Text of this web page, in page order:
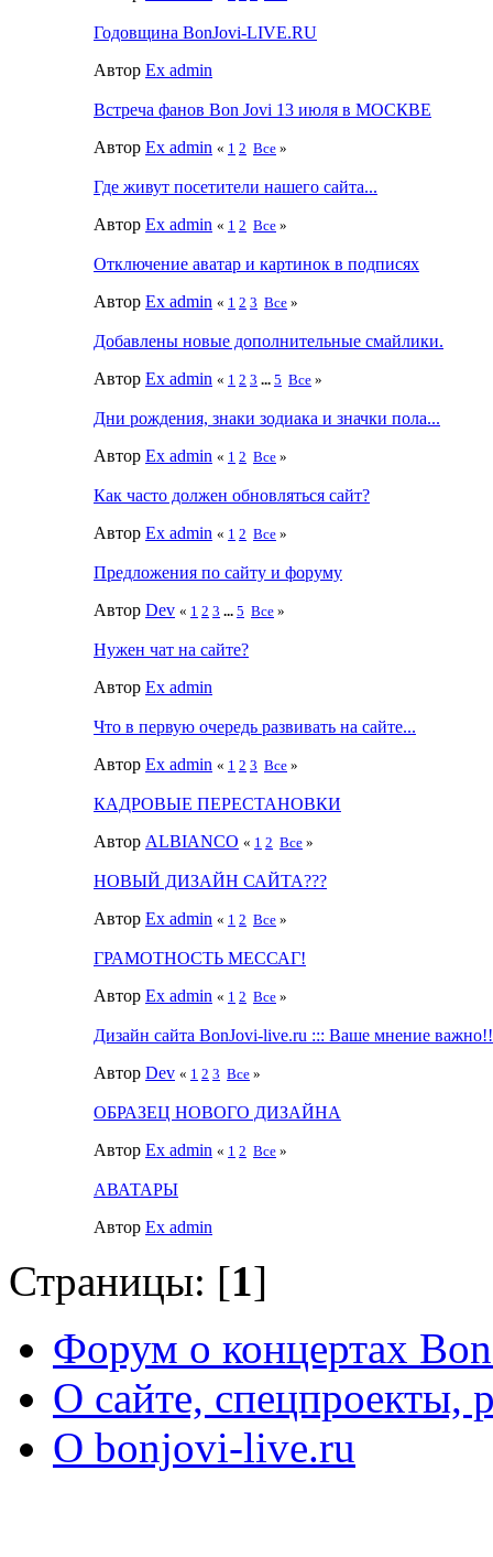
Годовщина BonJovi-LIVE.RU
Автор Ex admin
Встреча фанов Bon Jovi 13 июля в МОСКВЕ
Автор Ex admin « 1 2 Все »
Где живут посетители нашего сайта...
Автор Ex admin « 1 2 Все »
Отключение аватар и картинок в подписях
Автор Ex admin « 1 2 3 Все »
Добавлены новые дополнительные смайлики.
Автор Ex admin « 1 2 3 ... 5 Все »
Дни рождения, знаки зодиака и значки пола...
Автор Ex admin « 1 2 Все »
Как часто должен обновляться сайт?
Автор Ex admin « 1 2 Все »
Предложения по сайту и форуму
Автор Dev « 1 2 3 ... 5 Все »
Нужен чат на сайте?
Автор Ex admin
Что в первую очередь развивать на сайте...
Автор Ex admin « 1 2 3 Все »
КАДРОВЫЕ ПЕРЕСТАНОВКИ
Автор ALBIANCO « 1 2 Все »
НОВЫЙ ДИЗАЙН САЙТА???
Автор Ex admin « 1 2 Все »
ГРАМОТНОСТЬ МЕССАГ!
Автор Ex admin « 1 2 Все »
Дизайн сайта BonJovi-live.ru ::: Ваше мнение
Автор Dev « 1 2 3 Все »
ОБРАЗЕЦ НОВОГО ДИЗАЙНА
Автор Ex admin « 1 2 Все »
АВАТАРЫ
Автор Ex admin
Страницы: [1]
Форум о концертах
О сайте, спецпроекты,
О bonjovi-live.ru